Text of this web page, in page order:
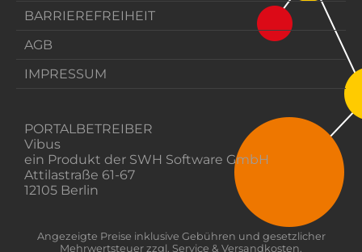
BARRIEREFREIHEIT
AGB
IMPRESSUM
PORTALBETREIBER
Vibus
ein Produkt der SWH Software GmbH
Attilastraße 61-67
12105 Berlin
Angezeigte Preise inklusive Gebühren und gesetzlicher
Mehrwertsteuer zzgl. Service & Versandkosten.